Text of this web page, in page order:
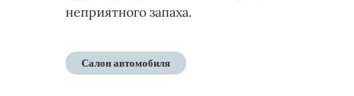
неприятного запаха.
Салон автомобиля